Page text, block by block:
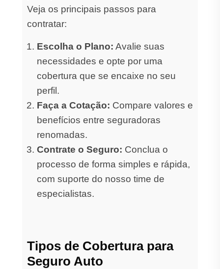
Veja os principais passos para
contratar:
Escolha o Plano: Avalie suas
necessidades e opte por uma
cobertura que se encaixe no seu
perfil.
Faça a Cotação: Compare valores e
benefícios entre seguradoras
renomadas.
Contrate o Seguro: Conclua o
processo de forma simples e rápida,
com suporte do nosso time de
especialistas.
Tipos de Cobertura para
Seguro Auto